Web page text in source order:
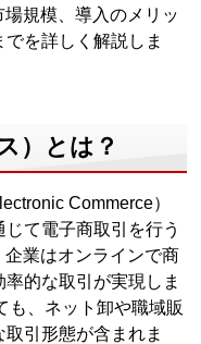
規模、導入のメリッ
を詳しく解説しま
）とは？
Commerce）
て電子商取引を行う
業はオンラインで商
的な取引が実現しま
も、ネット卸や職域販
引形態が含まれま